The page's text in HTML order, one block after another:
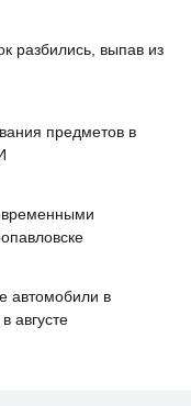
разбились, выпав из
предметов в
автомобили в
августе